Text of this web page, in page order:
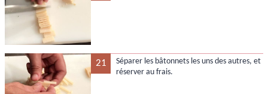
21
Séparer les bâtonnets les uns des autres, et
réserver au frais.